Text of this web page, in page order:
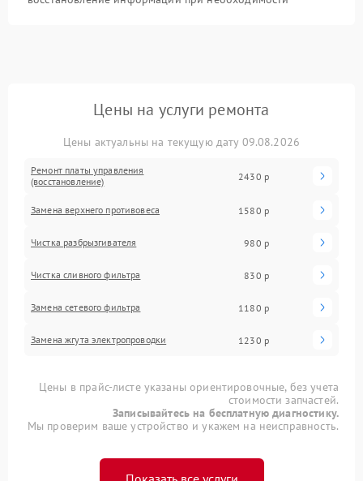
Цены на услуги ремонта
Цены актуальны на текущую дату 09.08.2026
Ремонт платы управления
(восстановление)
2430 р
Замена верхнего противовеса 1580 р
Чистка разбрызгивателя 980 р
Чистка сливного фильтра 830 р
Замена сетевого фильтра 1180 р
Замена жгута электропроводки 1230 р
Цены в прайс-листе указаны ориентировочные, без учета
стоимости запчастей.
Записывайтесь на бесплатную диагностику.
Мы проверим ваше устройство и укажем на неисправность.